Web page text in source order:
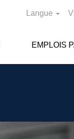
Langue
EMPLOIS